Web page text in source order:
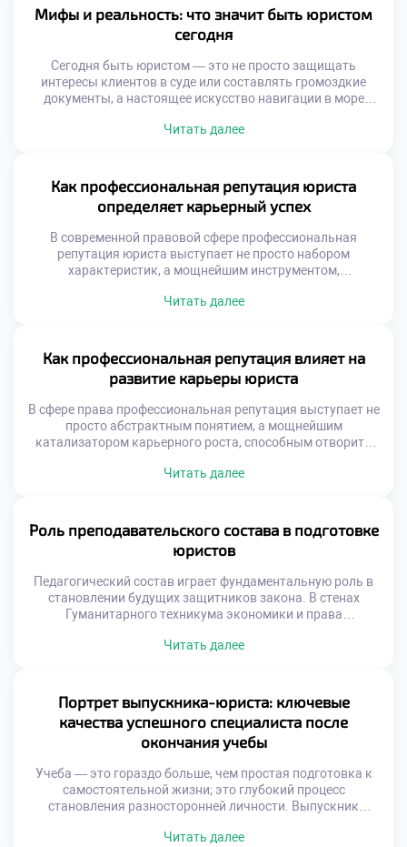
судебных заседаний до алгоритмов на базе нейросетей
для разбора сложных правовых коллизий. Чтобы
успешно освоить […]
Мифы и реальность: что значит быть юристом
сегодня
Сегодня быть юристом — это не просто защищать
интересы клиентов в суде или составлять громоздкие
документы, а настоящее искусство навигации в море
соседствуют с суровой реальностью ежедневной
практикой, фундаментальным шагом становится хорошее
образование в техникуме […]
Читать далее
Как профессиональная репутация юриста
определяет карьерный успех
В современной правовой сфере профессиональная
репутация юриста выступает не просто набором
характеристик, а мощнейшим инструментом,
возможностям. Подобно искусной шахматной партии, где
выстраивания надежных связей. Чтобы успешно
ориентироваться в этом многогранном мире, где
добросовестная практика переплетается с личным
брендом, фундаментальным […]
Читать далее
Как профессиональная репутация влияет на
развитие карьеры юриста
В сфере права профессиональная репутация выступает не
просто абстрактным понятием, а мощнейшим
катализатором карьерного роста, способным отворить
искусной шахматной партии, где каждый ход просчитан
выстраивания надежных профессиональных связей.
Чтобы успешно ориентироваться в этом многогранном
мире, где добросовестная […]
Читать далее
Роль преподавательского состава в подготовке
юристов
Педагогический состав играет фундаментальную роль в
становлении будущих защитников закона. В стенах
Гуманитарного техникума экономики и права
сухую теорию, но и выступают в качестве наставников,
проводниками в мир реальных правовых вызовов,
умеющими разглядеть и раскрыть индивидуальный
потенциал каждого […]
Читать далее
Портрет выпускника-юриста: ключевые
качества успешного специалиста после
окончания учебы
Учеба — это гораздо больше, чем простая подготовка к
самостоятельной жизни; это глубокий процесс
становления разносторонней личности. Выпускник
обладает уникальным набором компетенций,
Читать далее